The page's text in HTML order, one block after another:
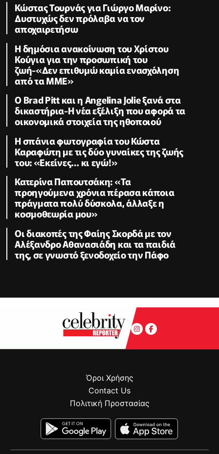
Κώστας Τουρνάς για Γιώργο Μαρίνο:
Δυστυχώς δεν πρόλαβα να τον
αποχαιρετήσω
Η δημόσια ανακοίνωση του Χρίστου
Κούγια για την προσωπική του
ζωή-«Δεν επιθυμώ καμία ενασχόληση
από τα ΜΜΕ»
Ο Brad Pitt και η Angelina Jolie ξανά στα
δικαστήρια-Η νέα εξέλιξη που αφορά τα
οικονομικά στοιχεία της ηθοποιού
Η σπάνια φωτογραφία του Κώστα
Καραφώτη με τις δύο γυναίκες της ζωής
του: «Εκείνες… κι εγώ!»
Κατερίνα Παπουτσάκη: «Τα
προηγούμενα χρόνια πέρασα κάποια
πράγματα πολύ δύσκολα, άλλαξε η
κοσμοθεωρία μου»
Οι διακοπές της Φαίης Σκορδά με τον
Αλέξανδρο Αθανασιάδη και τα παιδιά
της, σε γνωστό ξενοδοχείο την Πάφο
Όροι Χρήσης
Contact Us
Πολιτική Προστασίας